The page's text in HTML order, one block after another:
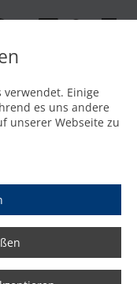
verwendet. Einige
es uns andere
unserer Webseite zu